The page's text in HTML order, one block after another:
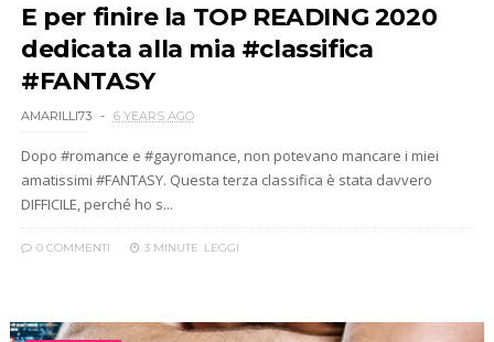
E per finire la TOP READING 2020
dedicata alla mia #classifica
#FANTASY
AMARILLI73 6 YEARS AGO
Dopo #romance e #gayromance, non potevano mancare i miei
amatissimi #FANTASY. Questa terza classifica è stata davvero
DIFFICILE, perché ho s...
0 COMMENTI 3 MINUTE LEGGI